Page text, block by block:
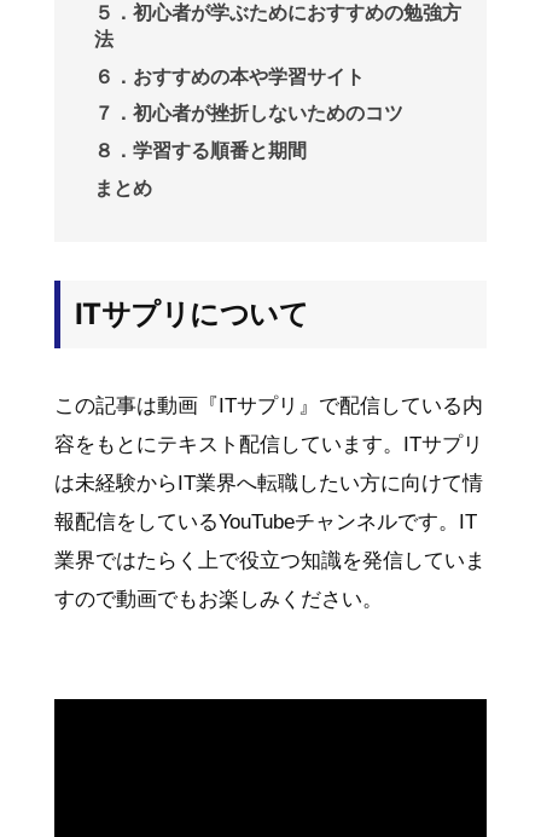
５．初心者が学ぶためにおすすめの勉強方
法
６．おすすめの本や学習サイト
７．初心者が挫折しないためのコツ
８．学習する順番と期間
まとめ
ITサプリについて
この記事は動画『ITサプリ』で配信している内
容をもとにテキスト配信しています。ITサプリ
は未経験からIT業界へ転職したい方に向けて情
報配信をしているYouTubeチャンネルです。IT
業界ではたらく上で役立つ知識を発信していま
すので動画でもお楽しみください。